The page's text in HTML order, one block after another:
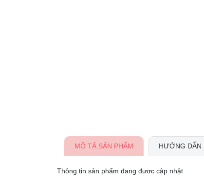
MÔ TẢ SẢN PHẨM HƯỚNG DẪN
Thông tin sản phẩm đang được cập nhật